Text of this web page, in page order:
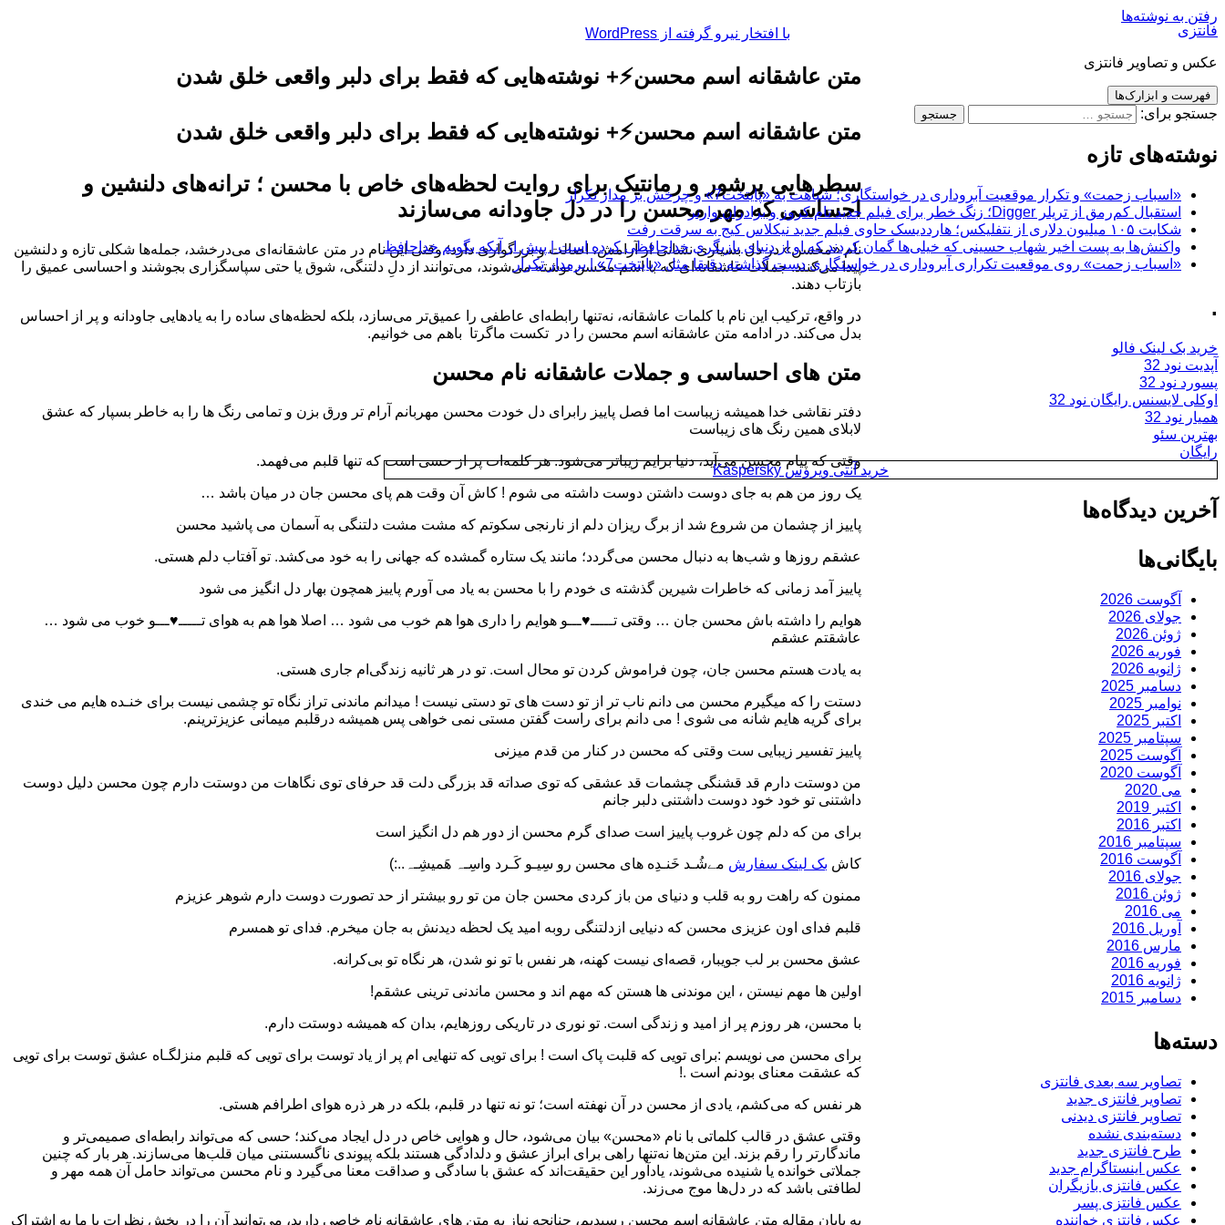
رفتن به نوشته‌ها
فانتزی
عکس و تصاویر فانتزی
فهرست و ابزارک‌ها
جستجو برای:
نوشته‌های تازه
«اسباب زحمت» و تکرار موقعیت آبروداری در خواستگاری؛ شباهت به «پایتخت7» و چرخش بر مدار تکرار
استقبال کم‌رمق از تریلر Digger؛ زنگ خطر برای فیلم جدید تام کروز و برادران وارنر
شکایت ۱۰۵ میلیون دلاری از نتفلیکس؛ هارددیسک حاوی فیلم جدید نیکلاس کیج به سرقت رفت
واکنش‌ها به پست اخیر شهاب حسینی که خیلی‌ها گمان کردند که او از دنیای بازیگری خداحافظی کرده است | پیش از آنکه بگویم خداحافظ
«اسباب زحمت» روی موقعیت تکراری آبروداری در خواستگاری دست گذاشته دقیقا مثل «پایتخت7» | برمدار تکرار
.
خرید بک لینک فالو
آپدیت نود 32
پسورد نود 32
اوکلی لایسنس رایگان نود 32
همیار نود 32
بهترین سئو
رایگان
خرید آنتی ویروس Kaspersky
آخرین دیدگاه‌ها
بایگانی‌ها
آگوست 2026
جولای 2026
ژوئن 2026
فوریه 2026
ژانویه 2026
دسامبر 2025
نوامبر 2025
اکتبر 2025
سپتامبر 2025
آگوست 2025
آگوست 2020
می 2020
اکتبر 2019
اکتبر 2016
سپتامبر 2016
آگوست 2016
جولای 2016
ژوئن 2016
می 2016
آوریل 2016
مارس 2016
فوریه 2016
ژانویه 2016
دسامبر 2015
دسته‌ها
تصاویر سه بعدی فانتزی
تصاویر فانتزی جدید
تصاویر فانتزی دیدنی
دسته‌بندی نشده
طرح فانتزی جدید
عکس اینستاگرام جدید
عکس فانتزی بازیگران
عکس فانتزی پسر
عکس فانتزی خواننده
متن عاشقانه اسم محسن⚡️+ نوشته‌هایی که فقط برای دلبر واقعی خلق شدن
متن عاشقانه اسم محسن⚡️+ نوشته‌هایی که فقط برای دلبر واقعی خلق شدن
سطرهایی پرشور و رمانتیک برای روایت لحظه‌های خاص با محسن ؛ ترانه‌های دلنشین و
احساسی که مهر محسن را در دل جاودانه می‌سازند
نام «محسن» در دل بسیاری نشانی از آرامش، اصالت و بزرگواری دارد؛ وقتی این نام در متن عاشقانه‌ای می‌درخشد، جمله‌ها شکلی تازه و دلنشین
پیدا می‌کنند. جملات عاشقانه‌ای که با اسم محسن نوشته می‌شوند، می‌توانند از دلِ دلتنگی، شوق یا حتی سپاسگزاری بجوشند و احساسی عمیق را
بازتاب دهند.
در واقع، ترکیب این نام با کلمات عاشقانه، نه‌تنها رابطه‌ای عاطفی را عمیق‌تر می‌سازد، بلکه لحظه‌های ساده را به یادهایی جاودانه و پر از احساس
بدل می‌کند. در ادامه متن عاشقانه اسم محسن را در تکست ماگرتا باهم می خوانیم.
متن های احساسی و جملات عاشقانه نام محسن
دفتر نقاشی خدا همیشه زیباست اما فصل پاییز رابرای دل خودت محسن مهربانم آرام تر ورق بزن و تمامی رنگ ها را به خاطر بسپار که عشق
لابلای همین رنگ های زیباست
وقتی که پیام محسن می‌آید، دنیا برایم زیباتر می‌شود. هر کلمه‌ات پر از حسی است که تنها قلبم می‌فهمد.
یک روز من هم به جای دوست داشتن دوست داشته می شوم ! کاش آن وقت هم پای محسن جان در میان باشد …
پاییز از چشمان من شروع شد از برگ ریزان دلم از نارنجی سکوتم که مشت مشت دلتنگی به آسمان می پاشید محسن
عشقم روزها و شب‌ها به دنبال محسن می‌گردد؛ مانند یک ستاره گمشده که جهانی را به خود می‌کشد. تو آفتاب دلم هستی.
پاییز آمد زمانی که خاطرات شیرین گذشته ی خودم را با محسن به یاد می آورم پاییز همچون بهار دل انگیز می شود
هوایم را داشته باش محسن جان … وقتی تـــــ♥ـــو هوایم را داری هوا هم خوب می شود … اصلا هوا هم به هوای تـــــ♥ـــو خوب می شود …
عاشقتم عشقم
به یادت هستم محسن جان، چون فراموش کردن تو محال است. تو در هر ثانیه زندگی‌ام جاری هستی.
دستت را که میگیرم محسن می دانم ناب تر از تو دست های تو دستی نیست ! میدانم ماندنی تراز نگاه تو چشمی نیست برای خنـده هایم می خندی
برای گریه هایم شانه می شوی ! می دانم برای راست گفتن مستی نمی خواهی پس همیشه درقلبم میمانی عزیزترینم.
پاییز تفسیر زیبایی ست وقتی که محسن در کنار من قدم میزنی
من دوستت دارم قد قشنگی چشمات قد عشقی که توی صداته قد بزرگی دلت قد حرفای توی نگاهات من دوستت دارم چون محسن دلیل دوست
داشتنی تو خود خود دوست داشتنی دلبر جانم
برای من که دلم چون غروب پاییز است صدای گرم محسن از دور هم دل انگیز است
کاش بک لینک سفارش مےشُـد خَنـدِه های محسن رو سِیـو کَـرد واسِـہ هَمیشِـہ..:)
ممنون که راهت رو به قلب و دنیای من باز کردی محسن جان من تو رو بیشتر از حد تصورت دوست دارم شوهر عزیزم
قلبم فدای اون عزیزی محسن که دنیایی ازدلتنگی روبه امید یک لحظه دیدنش به جان میخرم. فدای تو همسرم
عشق محسن بر لب جویبار، قصه‌ای نیست کهنه، هر نفس با تو نو شدن، هر نگاه تو بی‌کرانه.
اولین ها مهم نیستن ، این موندنی ها هستن که مهم اند و محسن ماندنی ترینی عشقم!
با محسن، هر روزم پر از امید و زندگی است. تو نوری در تاریکی روزهایم، بدان که همیشه دوستت دارم.
برای محسن می نویسم :برای تویی که قلبت پاک است ! برای تویی که تنهایی ام پر از یاد توست برای تویی که قلبم منزلگـاه عشق توست برای تویی
که عشقت معنای بودنم است .!
هر نفس که می‌کشم، یادی از محسن در آن نهفته است؛ تو نه تنها در قلبم، بلکه در هر ذره هوای اطرافم هستی.
وقتی عشق در قالب کلماتی با نام «محسن» بیان می‌شود، حال و هوایی خاص در دل ایجاد می‌کند؛ حسی که می‌تواند رابطه‌ای صمیمی‌تر و
ماندگارتر را رقم بزند. این متن‌ها نه‌تنها راهی برای ابراز عشق و دلدادگی هستند بلکه پیوندی ناگسستنی میان قلب‌ها می‌سازند. هر بار که چنین
جملاتی خوانده یا شنیده می‌شوند، یادآور این حقیقت‌اند که عشق با سادگی و صداقت معنا می‌گیرد و نام محسن می‌تواند حامل آن همه مهر و
لطافتی باشد که در دل‌ها موج می‌زند.
به پایان مقاله متن عاشقانه اسم محسن رسیدیم، چنانچه نیاز به متن های عاشقانه نام خاصی دارید، می‌توانید آن را در بخش نظرات با ما به اشتراک
با افتخار نیرو گرفته از WordPress